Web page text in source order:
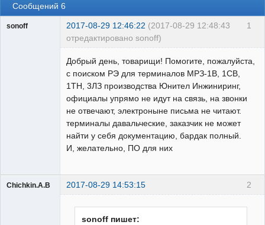
Сообщений 6
1
sonoff 2017-08-29 12:46:22 (2017-08-29 12:48:43
отредактировано sonoff)
Добрый день, товарищи! Помогите, пожалуйста,
с поиском РЭ для терминалов МРЗ-1В, 1СВ,
1ТН, 3ЛЗ производства Юнител Инжиниринг,
официалы упрямо не идут на связь, на звонки
не отвечают, электроныне письма не читают.
терминалы давальческие, заказчик не может
найти у себя документацию, бардак полный.
И, желательно, ПО для них
2
Chichkin.A.B 2017-08-29 14:53:15
sonoff пишет: